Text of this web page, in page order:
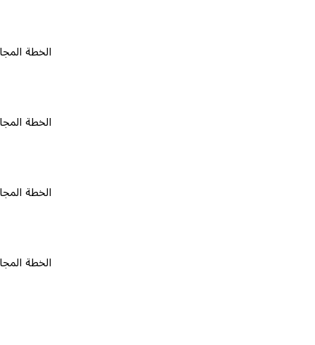
الخطة المجانية ٠
الخطة المجانية ٠
الخطة المجانية ٠
الخطة المجانية ٠